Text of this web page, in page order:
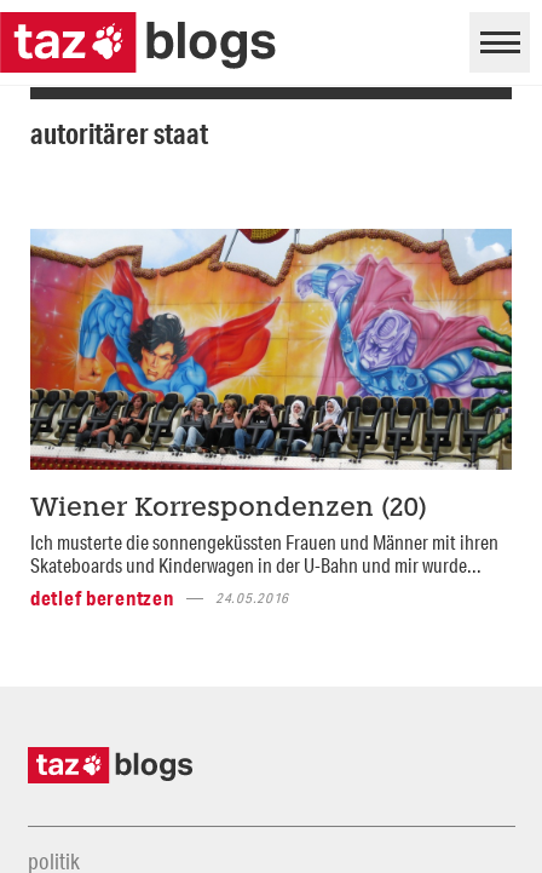
autoritärer staat
Wiener Korrespondenzen (20)
Ich musterte die sonnengeküssten Frauen und Männer mit ihren
Skateboards und Kinderwagen in der U-Bahn und mir wurde...
detlef berentzen
24.05.2016
politik